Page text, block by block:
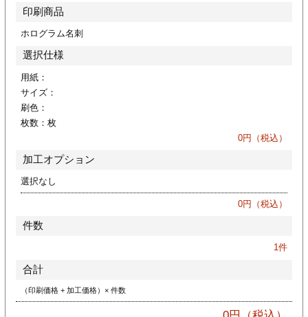
印刷
リーブ
ー印刷
印刷商品
ホログラム名刺
選択仕様
用紙：
サイズ：
刷色：
枚数： 枚
0円（税込）
加工オプション
選択なし
0円（税込）
件数
1件
合計
（印刷価格 + 加工価格）× 件数